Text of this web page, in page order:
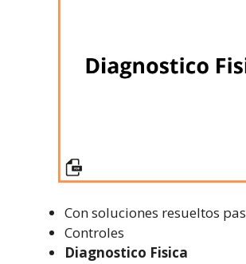
Con soluciones resueltos
Controles
Diagnostico Fisica